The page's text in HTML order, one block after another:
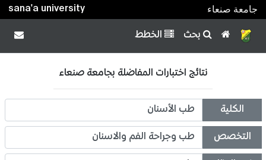
جامعة صنعاء sana'a university
بحث الخطط
نتائج اختبارات المفاضلة بجامعة صنعاء
الكلية طب الأسنان
التخصص طب وجراحة الفم والاسنان